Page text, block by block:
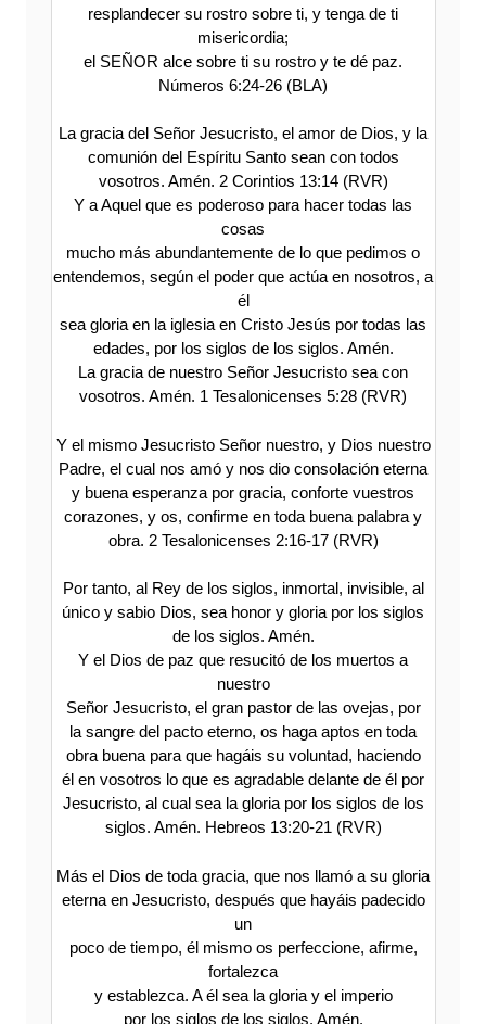
resplandecer su rostro sobre ti, y tenga de ti
misericordia;
el SEÑOR alce sobre ti su rostro y te dé paz.
Números 6:24-26 (BLA)
La gracia del Señor Jesucristo, el amor de Dios, y la
comunión del Espíritu Santo sean con todos
vosotros. Amén. 2 Corintios 13:14 (RVR)
Y a Aquel que es poderoso para hacer todas las
cosas
mucho más abundantemente de lo que pedimos o
entendemos, según el poder que actúa en nosotros, a
él
sea gloria en la iglesia en Cristo Jesús por todas las
edades, por los siglos de los siglos. Amén.
La gracia de nuestro Señor Jesucristo sea con
vosotros. Amén. 1 Tesalonicenses 5:28 (RVR)
Y el mismo Jesucristo Señor nuestro, y Dios nuestro
Padre, el cual nos amó y nos dio consolación eterna
y buena esperanza por gracia, conforte vuestros
corazones, y os, confirme en toda buena palabra y
obra. 2 Tesalonicenses 2:16-17 (RVR)
Por tanto, al Rey de los siglos, inmortal, invisible, al
único y sabio Dios, sea honor y gloria por los siglos
de los siglos. Amén.
Y el Dios de paz que resucitó de los muertos a
nuestro
Señor Jesucristo, el gran pastor de las ovejas, por
la sangre del pacto eterno, os haga aptos en toda
obra buena para que hagáis su voluntad, haciendo
él en vosotros lo que es agradable delante de él por
Jesucristo, al cual sea la gloria por los siglos de los
siglos. Amén. Hebreos 13:20-21 (RVR)
Más el Dios de toda gracia, que nos llamó a su gloria
eterna en Jesucristo, después que hayáis padecido
un
poco de tiempo, él mismo os perfeccione, afirme,
fortalezca
y establezca. A él sea la gloria y el imperio
por los siglos de los siglos. Amén.